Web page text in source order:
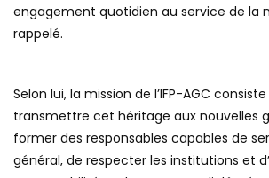
engagement quotidien au service de la
rappelé.
Selon lui, la mission de l’IFP-AGC
transmettre cet héritage aux nouvelles
former des responsables capables de
général, de respecter les institutions et